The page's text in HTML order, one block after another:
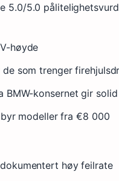
5.0/5.0
høyde
som trenger
BMW-konsernet gir
modeller fra €8 000
høy feilrate